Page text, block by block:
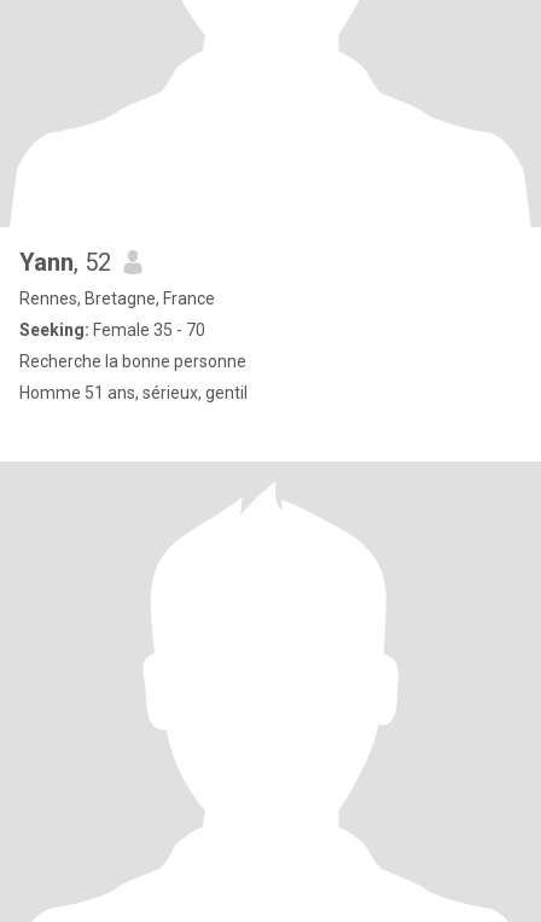
Yann, 52
Rennes, Bretagne, France
Seeking: Female 35 - 70
Recherche la bonne personne
Homme 51 ans, sérieux, gentil